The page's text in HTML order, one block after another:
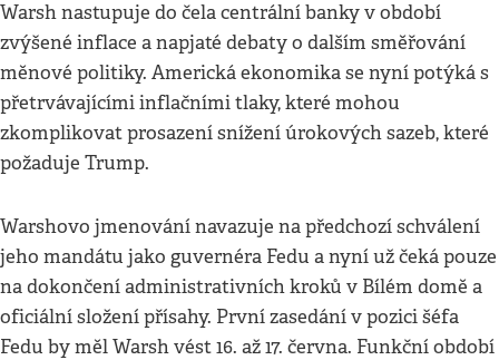
Warsh nastupuje do čela centrální banky v období
zvýšené inflace a napjaté debaty o dalším směřování
měnové politiky. Americká ekonomika se nyní potýká s
přetrvávajícími inflačními tlaky, které mohou
zkomplikovat prosazení snížení úrokových sazeb, které
požaduje Trump.
Warshovo jmenování navazuje na předchozí schválení
jeho mandátu jako guvernéra Fedu a nyní už čeká pouze
na dokončení administrativních kroků v Bílém domě a
oficiální složení přísahy. První zasedání v pozici šéfa
Fedu by měl Warsh vést 16. až 17. června. Funkční období